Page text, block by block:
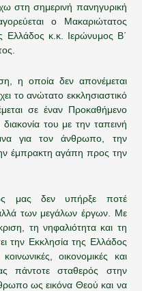
στη σημερινή πανηγυρική
ο Μακαριώτατος
Ελλάδος κ.κ. Ιερώνυμος Β΄
η οποία δεν απονέμεται
το ανώτατο εκκλησιαστικό
σε έναν Προκαθήμενο
διακονία του με την ταπεινή
για τον άνθρωπο, την
έμπρακτη αγάπη προς την
μας δεν υπήρξε ποτέ
των μεγάλων έργων. Με
τη νηφαλιότητα και τη
την Εκκλησία της Ελλάδος
οικονομικές και
πάντοτε σταθερός στην
ως εικόνα Θεού και να